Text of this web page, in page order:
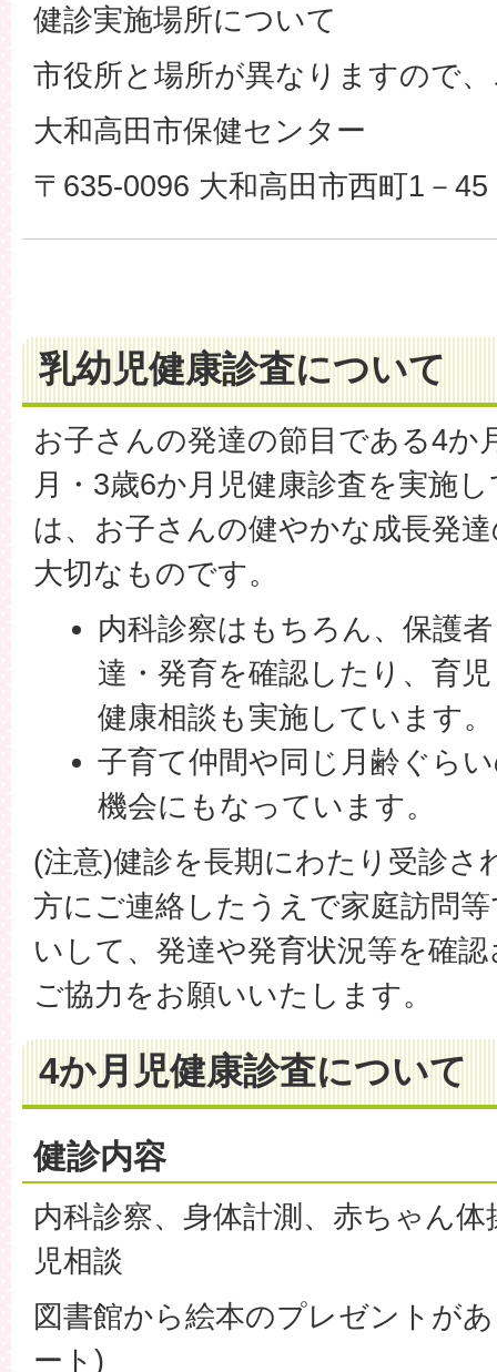
健診実施場所について
市役所と場所が異なりますので
大和高田市保健センター
〒635-0096 大和高田市西町1－45
乳幼児健康診査について
お子さんの発達の節目である4か
月・3歳6か月児健康診査を実施
は、お子さんの健やかな成長発
大切なものです。
内科診察はもちろん、保護
達・発育を確認したり、育
健康相談も実施しています。
子育て仲間や同じ月齢ぐら
機会にもなっています。
(注意)健診を長期にわたり受診さ
方にご連絡したうえで家庭訪問
いして、発達や発育状況等を確
ご協力をお願いいたします。
4か月児健康診査について
健診内容
内科診察、身体計測、赤ちゃん
児相談
図書館から絵本のプレゼントが
ート)